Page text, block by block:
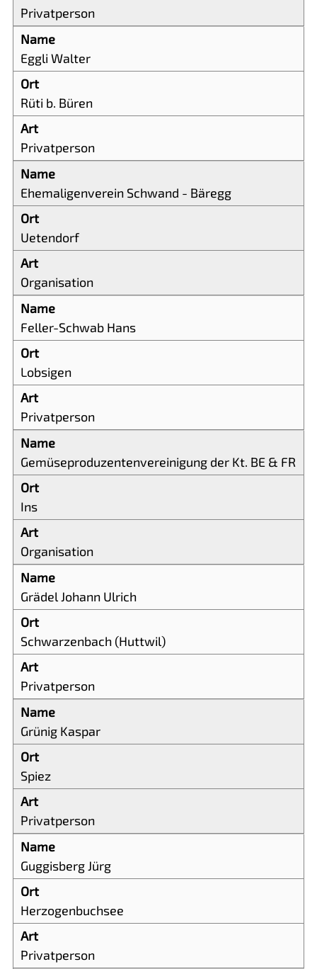
Privatperson
Eggli Walter
Rüti b. Büren
Privatperson
Ehemaligenverein Schwand - Bäregg
Uetendorf
Organisation
Feller-Schwab Hans
Lobsigen
Privatperson
Gemüseproduzentenvereinigung der Kt. BE & FR
Ins
Organisation
Grädel Johann Ulrich
Schwarzenbach (Huttwil)
Privatperson
Grünig Kaspar
Spiez
Privatperson
Guggisberg Jürg
Herzogenbuchsee
Privatperson